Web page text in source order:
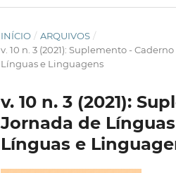
INÍCIO / ARQUIVOS /
v. 10 n. 3 (2021): Suplemento -
Línguas e Linguagens
v. 10 n. 3 (2021):
Jornada de
Línguas e